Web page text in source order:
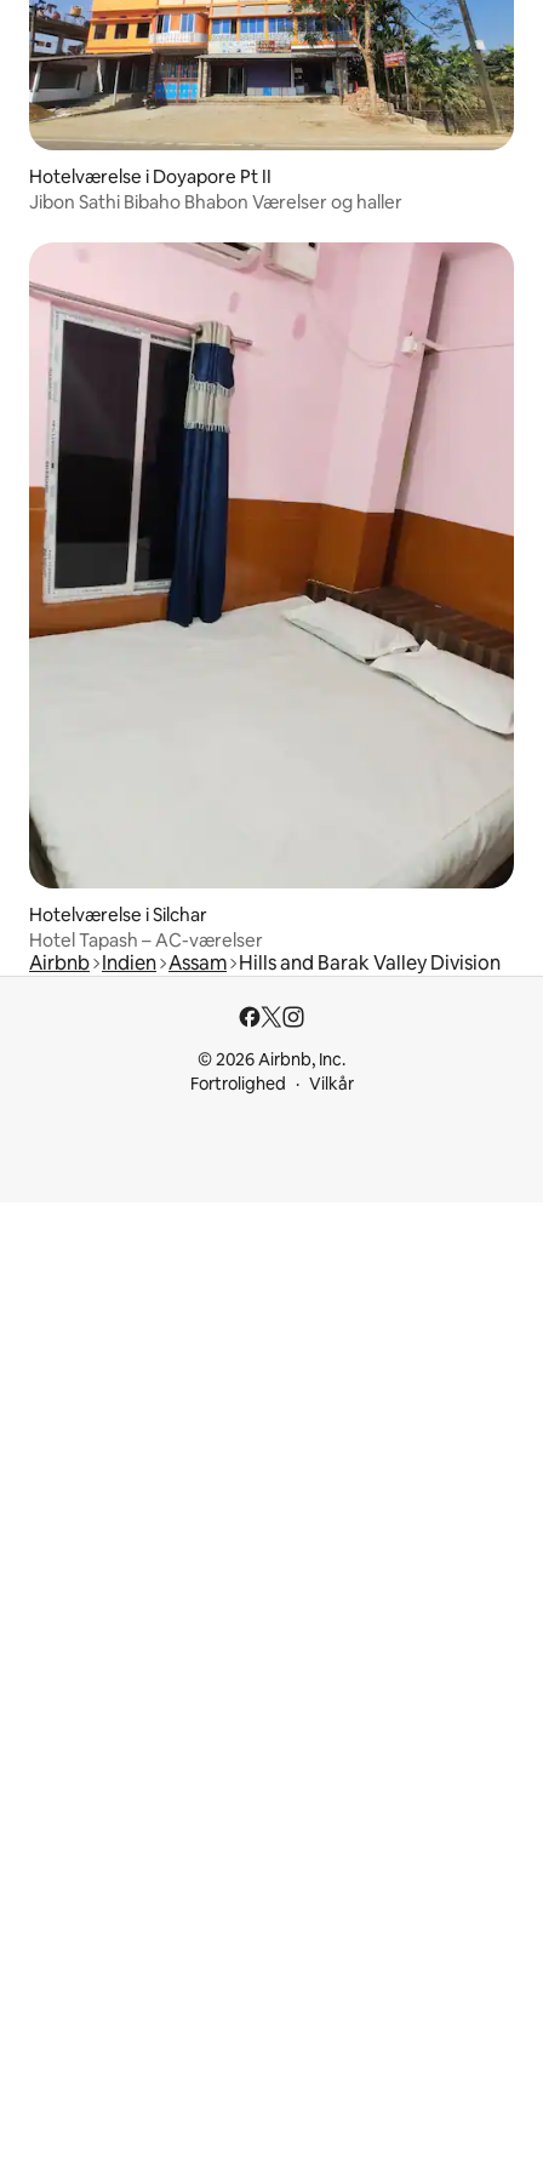
Hotelværelse i Doyapore Pt II
Jibon Sathi Bibaho Bhabon Værelser og haller
Hotelværelse i Silchar
Hotel Tapash – AC-værelser
Airbnb Indien Assam Hills and Barak Valley Division
© 2026 Airbnb, Inc.
Fortrolighed
Vilkår